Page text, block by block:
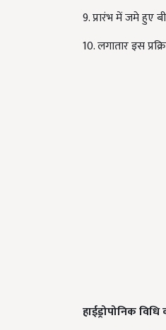
9. प्रारंभ में जमे हुए
10. लगातार इस
हाईड्रोपोनिक